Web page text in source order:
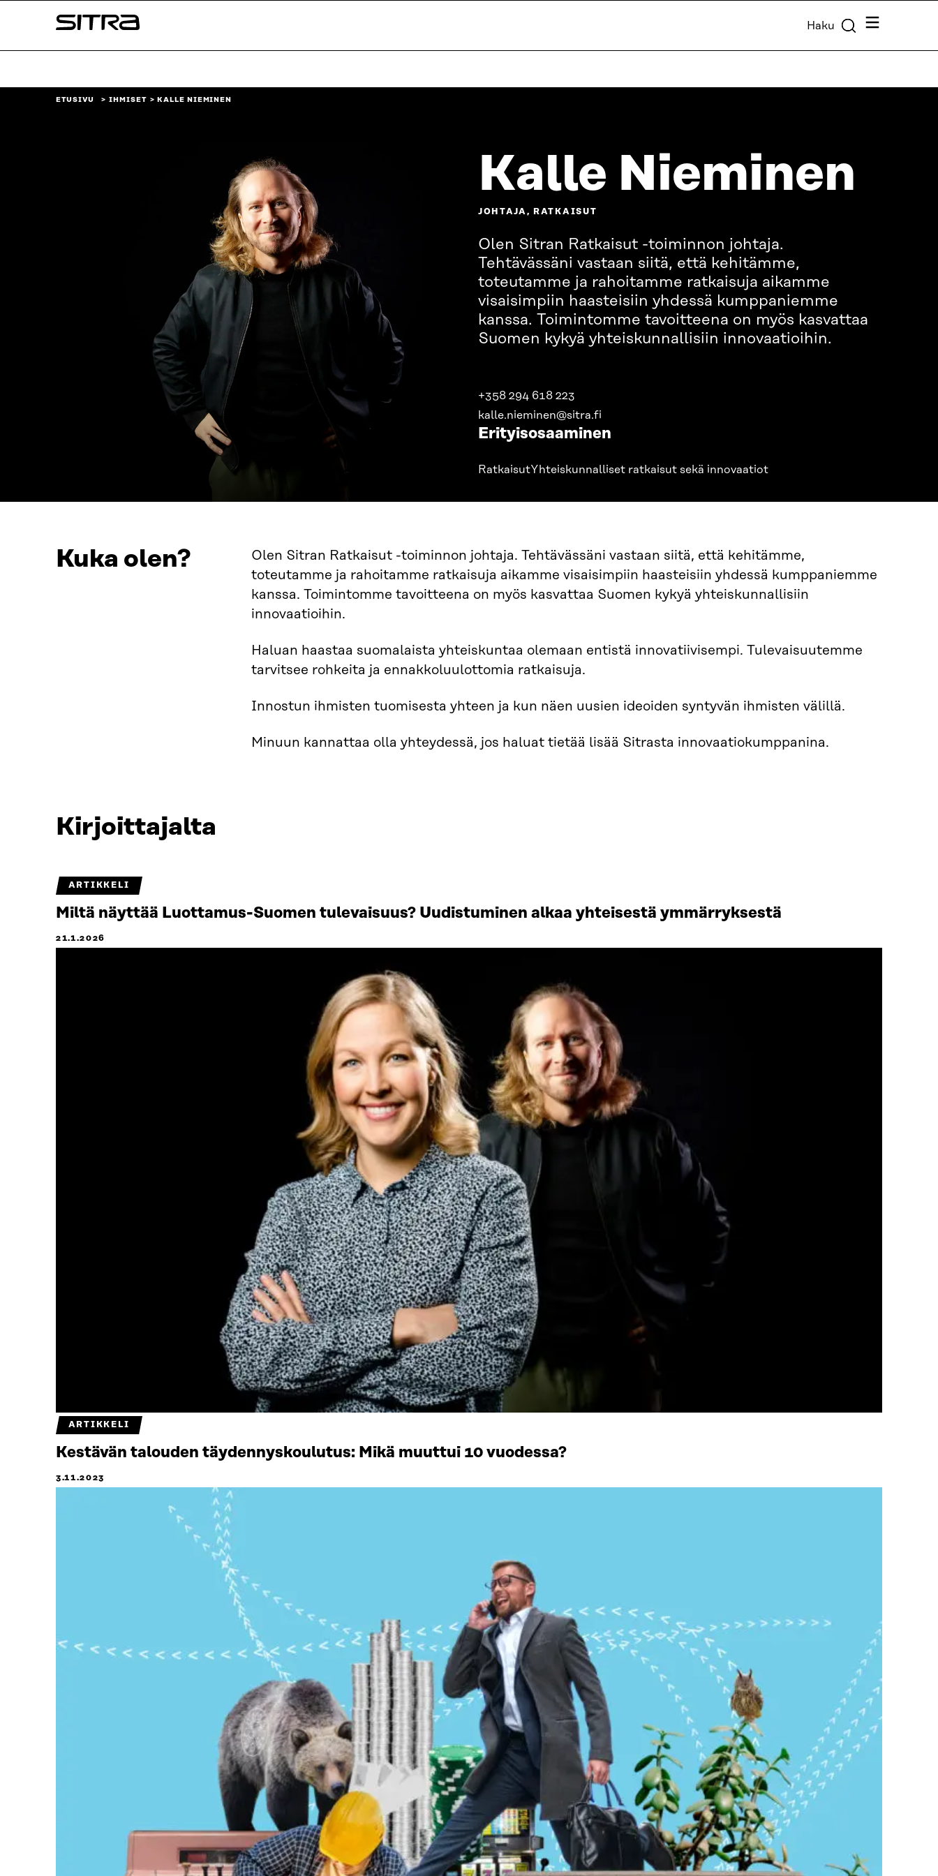
sisältöön
Sitra Haku Valikko
ETUSIVU IHMISET KALLE NIEMINEN
Kalle Nieminen
JOHTAJA, RATKAISUT
Olen Sitran Ratkaisut -toiminnon johtaja.
Tehtävässäni vastaan siitä, että kehitämme,
toteutamme ja rahoitamme ratkaisuja aikamme
visaisimpiin haasteisiin yhdessä kumppaniemme
kanssa. Toimintomme tavoitteena on myös kasvattaa
Suomen kykyä yhteiskunnallisiin innovaatioihin.
+358 294 618 223
kalle.nieminen@sitra.fi
Erityisosaaminen
RatkaisutYhteiskunnalliset ratkaisut sekä innovaatiot
Kuka olen?
Olen Sitran Ratkaisut -toiminnon johtaja. Tehtävässäni vastaan siitä, että kehitämme,
toteutamme ja rahoitamme ratkaisuja aikamme visaisimpiin haasteisiin yhdessä kumppaniemme
kanssa. Toimintomme tavoitteena on myös kasvattaa Suomen kykyä yhteiskunnallisiin
innovaatioihin.
Haluan haastaa suomalaista yhteiskuntaa olemaan entistä innovatiivisempi. Tulevaisuutemme
tarvitsee rohkeita ja ennakkoluulottomia ratkaisuja.
Innostun ihmisten tuomisesta yhteen ja kun näen uusien ideoiden syntyvän ihmisten välillä.
Minuun kannattaa olla yhteydessä, jos haluat tietää lisää Sitrasta innovaatiokumppanina.
Kirjoittajalta
ARTIKKELI
Miltä näyttää Luottamus-Suomen tulevaisuus? Uudistuminen alkaa yhteisestä ymmärryksestä
21.1.2026
ARTIKKELI
Kestävän talouden täydennyskoulutus: Mikä muuttui 10 vuodessa?
3.11.2023